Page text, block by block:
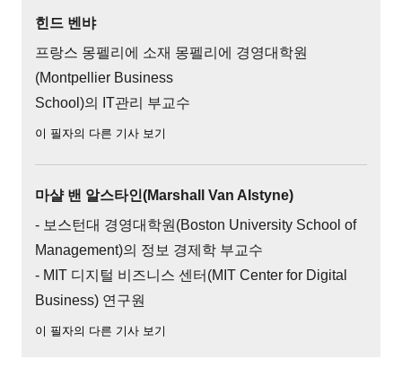
힌드 벤뱌
프랑스 몽펠리에 소재 몽펠리에 경영대학원
(Montpellier Business
School)의 IT관리 부교수
이 필자의 다른 기사 보기
마샬 밴 알스타인(Marshall Van Alstyne)
- 보스턴대 경영대학원(Boston University School of
Management)의 정보 경제학 부교수
- MIT 디지털 비즈니스 센터(MIT Center for Digital
Business) 연구원
이 필자의 다른 기사 보기